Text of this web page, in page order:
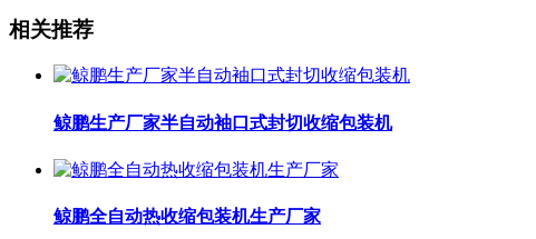
相关推荐
鲸鹏生产厂家半自动袖口式封切收缩包装机
鲸鹏全自动热收缩包装机生产厂家